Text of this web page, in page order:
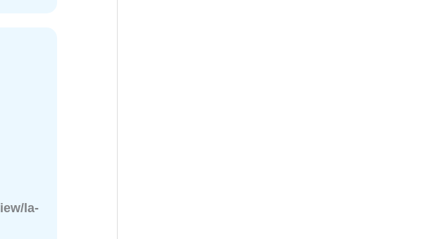
la-